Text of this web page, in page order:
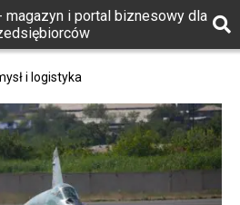
magazyn i portal biznesowy dla
i logistyka